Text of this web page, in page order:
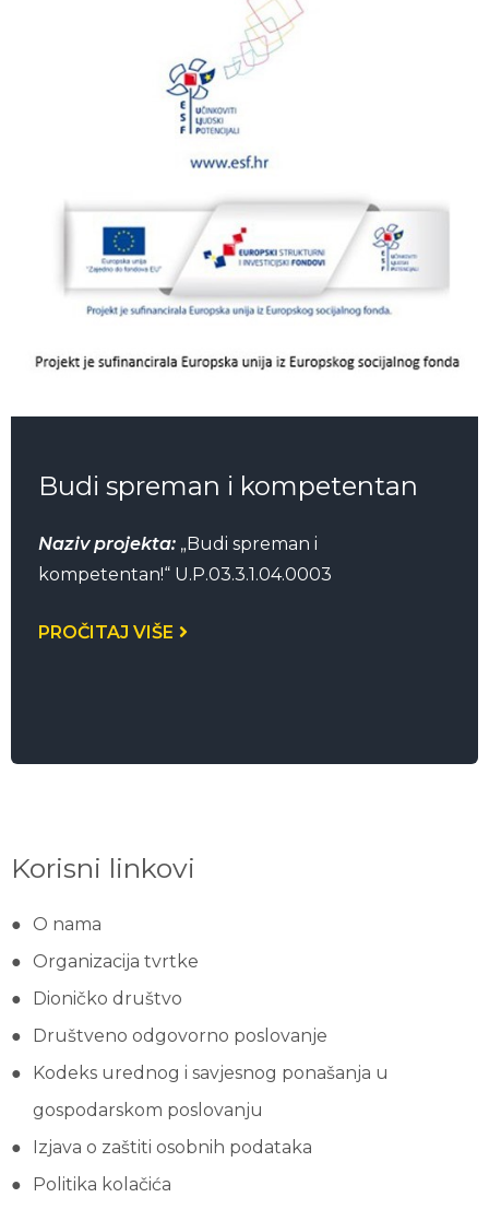
Budi spreman i kompetentan
Naziv projekta: „Budi spreman i
kompetentan!“ U.P.03.3.1.04.0003
PROČITAJ VIŠE
Korisni linkovi
O nama
Organizacija tvrtke
Dioničko društvo
Društveno odgovorno poslovanje
Kodeks urednog i savjesnog ponašanja u
gospodarskom poslovanju
Izjava o zaštiti osobnih podataka
Politika kolačića